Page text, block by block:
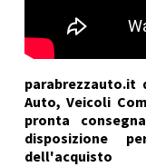
parabrezzauto.it
Auto, Veicoli
pronta
disposizione
dell'acquisto